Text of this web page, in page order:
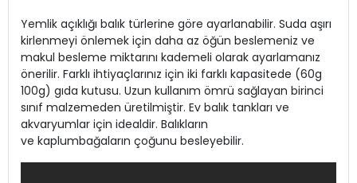
Yemlik açıklığı balık türlerine göre ayarlanabilir. Suda aşırı
kirlenmeyi önlemek için daha az öğün beslemeniz ve
makul besleme miktarını kademeli olarak ayarlamanız
önerilir. Farklı ihtiyaçlarınız için iki farklı kapasitede (60g
100g) gıda kutusu. Uzun kullanım ömrü sağlayan birinci
sınıf malzemeden üretilmiştir. Ev balık tankları ve
akvaryumlar için idealdir. Balıkların
ve kaplumbağaların çoğunu besleyebilir.